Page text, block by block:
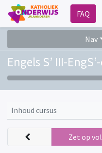
FAQ
Nav
Engels S’ III-
Inhoud cursus
Zet op